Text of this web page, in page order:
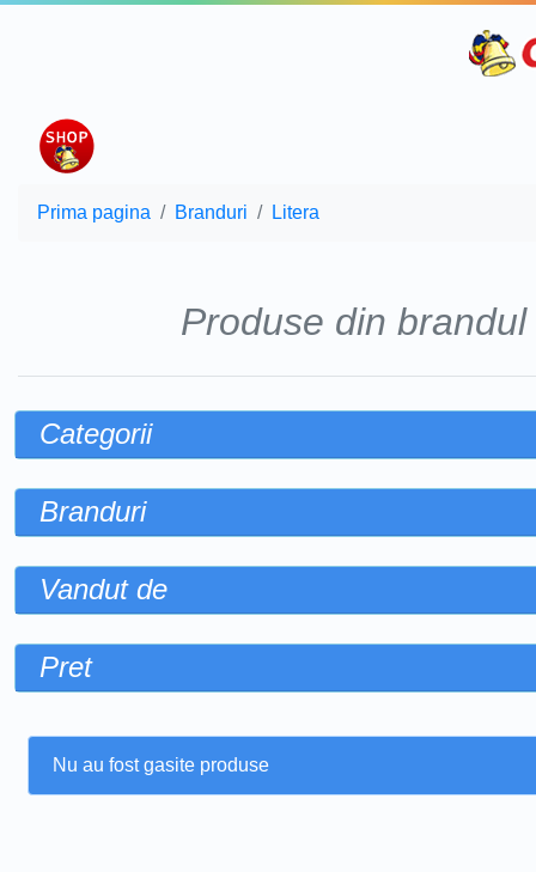
Prima pagina Branduri Litera
Produse din brandul
Categorii
Branduri
Vandut de
Pret
Nu au fost gasite produse